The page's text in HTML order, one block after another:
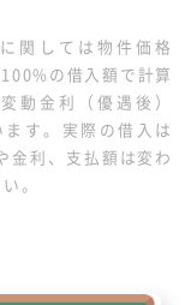
関しては物件価格
の借入額で計算
動金利（優遇後）
す。実際の借入は
金利、支払額は変わ
。